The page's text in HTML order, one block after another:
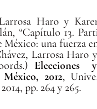
Haro y
“Capítulo 13.
una fuerza en
Larrosa Haro
Elecciones
2012,
pp. 264 y 265.